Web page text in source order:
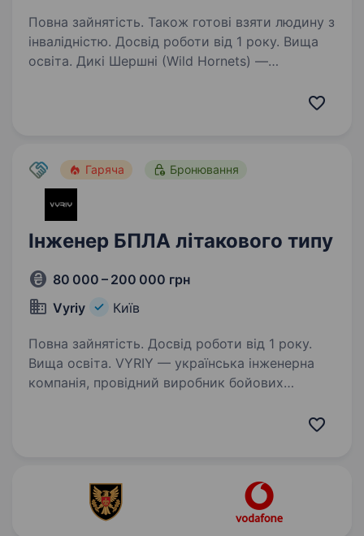
Повна зайнятість. Також готові взяти людину з
інвалідністю. Досвід роботи від 1 року. Вища
освіта. Дикі Шершні (Wild Hornets) —
безпілотникам та захисту інфраструктури…
Гаряча Бронювання
Інженер БПЛА літакового типу
80 000 – 200 000 грн
Vyriy
Київ
Повна зайнятість. Досвід роботи від 1 року.
Вища освіта. VYRIY — українська інженерна
компанія, провідний виробник бойових